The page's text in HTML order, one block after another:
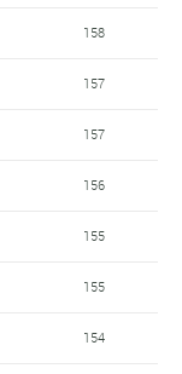
158
157
157
156
155
155
154